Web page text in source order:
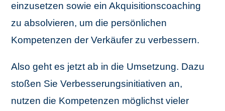
einzusetzen sowie ein Akquisitionscoaching
zu absolvieren, um die persönlichen
Kompetenzen der Verkäufer zu verbessern.
Also geht es jetzt ab in die Umsetzung. Dazu
stoßen Sie Verbesserungsinitiativen an,
nutzen die Kompetenzen möglichst vieler